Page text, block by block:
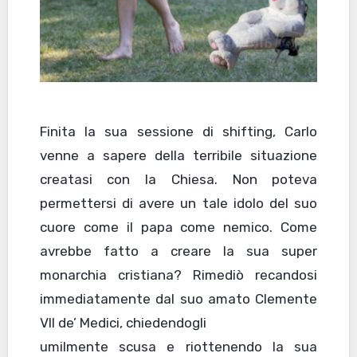
Finita la sua sessione di shifting, Carlo
venne a sapere della terribile situazione
creatasi con la Chiesa. Non poteva
permettersi di avere un tale idolo del suo
cuore come il papa come nemico. Come
avrebbe fatto a creare la sua super
monarchia cristiana? Rimediò recandosi
immediatamente dal suo amato Clemente
VII de’ Medici, chiedendogli
umilmente scusa e riottenendo la sua